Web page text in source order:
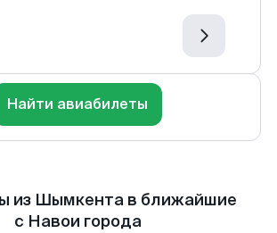
Найти авиабилеты
из Шымкента в ближайшие
с Навои города